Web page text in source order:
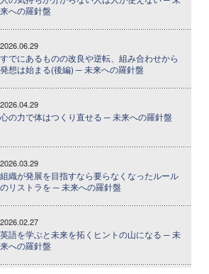
来への羅針盤
2026.06.29
すでにあるものの改良や逆転、組み合わせから
発想は始まる(後編) ─ 未来への羅針盤
2026.04.29
心の力で体はつくり直せる ─ 未来への羅針盤
2026.03.29
組織が発展を目指すなら要らなくなったルール
のリストラを ─ 未来への羅針盤
2026.02.27
英語を学ぶと未来を拓くヒントの山になる ─ 未
来への羅針盤